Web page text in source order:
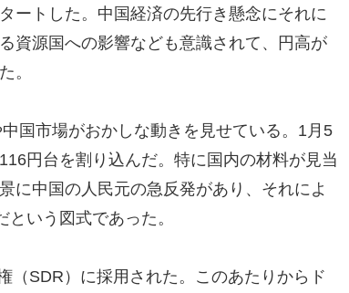
ートした。中国経済の先行き懸念にそれに
資源国への影響なども意識されて、円高が
。
国市場がおかしな動きを見せている。1月5
円台を割り込んだ。特に国内の材料が見当
に中国の人民元の急反発があり、それによ
いう図式であった。
（SDR）に採用された。このあたりからド